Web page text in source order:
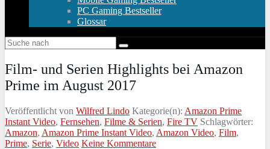
PC Gaming Bestseller
Glossar
Film- und Serien Highlights bei Amazon
Prime im August 2017
Veröffentlicht von Wilfred Lindo Kategorie(n): Amazon Prime
Instant Video, Fernsehen, Filme & Serien, Fire TV Schlagwörter:
Amazon, Amazon Prime Instant Video, Amazon Video, Film,
Prime, Serie, Video Keine Kommentare